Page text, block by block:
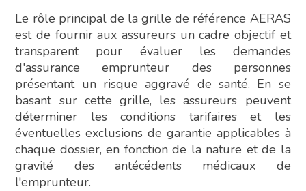
Le rôle principal de la grille de référence AERAS
est de fournir aux assureurs un cadre objectif et
transparent pour évaluer les demandes
d'assurance emprunteur des personnes
présentant un risque aggravé de santé. En se
basant sur cette grille, les assureurs peuvent
déterminer les conditions tarifaires et les
éventuelles exclusions de garantie applicables à
chaque dossier, en fonction de la nature et de la
gravité des antécédents médicaux de
l'emprunteur.